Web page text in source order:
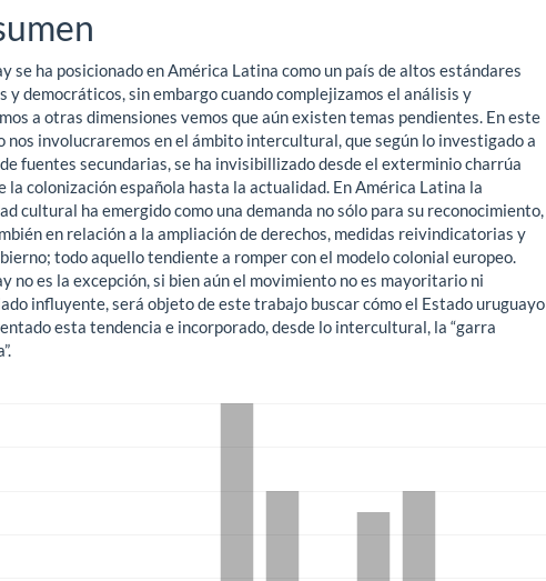
se ha posicionado en América Latina como un país de altos estándares
y democráticos, sin embargo cuando complejizamos el análisis y
a otras dimensiones vemos que aún existen temas pendientes. En este
nos involucraremos en el ámbito intercultural, que según lo investigado a
fuentes secundarias, se ha invisibillizado desde el exterminio charrúa
la colonización española hasta la actualidad. En América Latina la
cultural ha emergido como una demanda no sólo para su reconocimiento,
en relación a la ampliación de derechos, medidas reivindicatorias y
todo aquello tendiente a romper con el modelo colonial europeo.
no es la excepción, si bien aún el movimiento no es mayoritario ni
influyente, será objeto de este trabajo buscar cómo el Estado uruguayo
esta tendencia e incorporado, desde lo intercultural, la “garra